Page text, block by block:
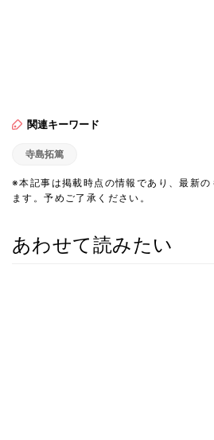
関連キーワード
寺島拓篤
※本記事は掲載時点の情報であり、最新の
ます。予めご了承ください。
あわせて読みたい